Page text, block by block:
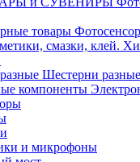
Шестерни разные
и микрофоны